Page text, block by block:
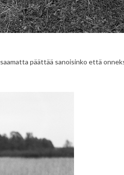
päättää sanoisinko että